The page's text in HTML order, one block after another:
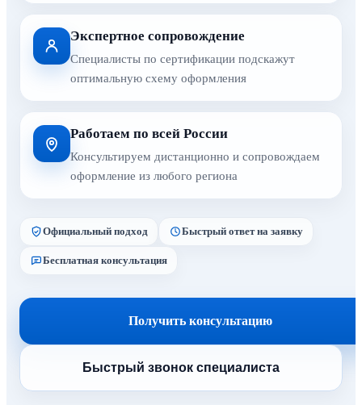
Экспертное сопровождение
Специалисты по сертификации подскажут
оптимальную схему оформления
Работаем по всей России
Консультируем дистанционно и сопровождаем
оформление из любого региона
Официальный подход Быстрый ответ на заявку
Бесплатная консультация
Получить консультацию
Быстрый звонок специалиста